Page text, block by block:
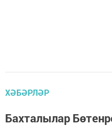
ХӘБӘРЛӘР
Бахталылар